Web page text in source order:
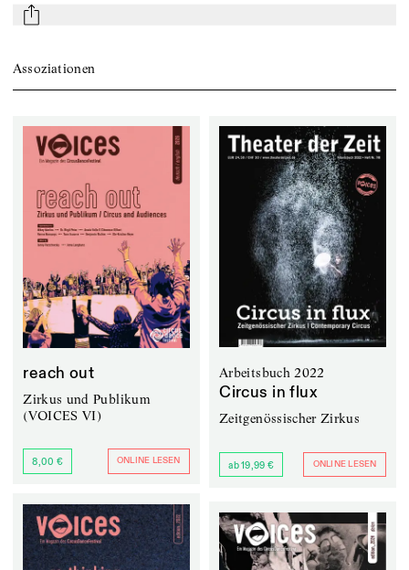
mail
Assoziationen
reach out
Zirkus und Publikum
(VOICES VI)
8,00 € ONLINE LESEN
Arbeitsbuch 2022
Circus in flux
Zeitgenössischer Zirkus
ab 19,99 € ONLINE LESEN